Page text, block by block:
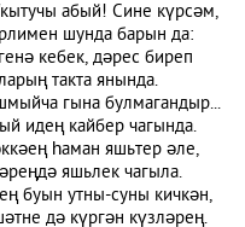
абый! Сине күрсәм,
шунда барын да:
кебек, дәрес биреп
такта янында.
гына булмагандыр...
идең кайбер чагында.
һаман яшьтер әле,
яшьлек чагыла.
буын утны-суны кичкән,
дә күргән күзләрең.